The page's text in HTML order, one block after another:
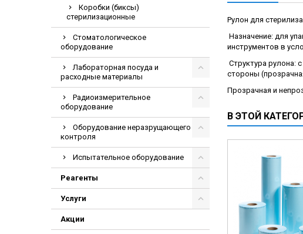
Электрохирургические
Экстракторы
Коробки (биксы)
стерилизационные
Стоматологическое
оборудование
Лабораторная посуда и
расходные материалы
Радиоизмерительное
оборудование
Оборудование неразрущающего
контроля
Испытательное оборудование
Реагенты
Услуги
Акции
Рулон для
Назначение: для
инструментов в
Структура рулона:
стороны
Прозрачная и
В ЭТОЙ